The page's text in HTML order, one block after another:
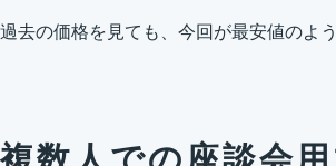
過去の価格を見ても、今回が最安値のよう
複数人での座談会